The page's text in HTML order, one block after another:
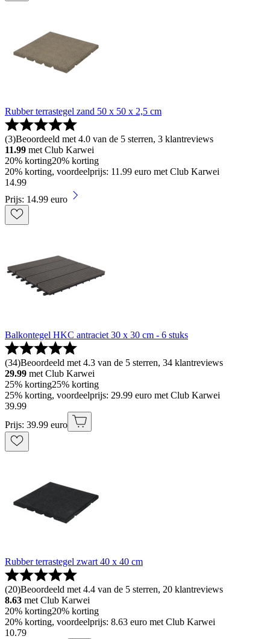
Rubber terrastegel zand 50 x 50 x 2,5 cm
(3)Beoordeeld met 4.0 van de 5 sterren, 3 klantreviews
11.99 met Club Karwei
20% korting20% korting
20% korting, voordeelprijs: 11.99 euro met Club Karwei
14.99
Prijs: 14.99 euro
Balkontegel HKC antraciet 30 x 30 cm - 6 stuks
(34)Beoordeeld met 4.3 van de 5 sterren, 34 klantreviews
29.99 met Club Karwei
25% korting25% korting
25% korting, voordeelprijs: 29.99 euro met Club Karwei
39.99
Prijs: 39.99 euro
Rubber terrastegel zwart 40 x 40 cm
(20)Beoordeeld met 4.4 van de 5 sterren, 20 klantreviews
8.63 met Club Karwei
20% korting20% korting
20% korting, voordeelprijs: 8.63 euro met Club Karwei
10.79